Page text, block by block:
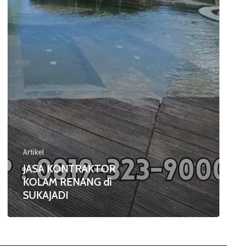
di
SUKAJADI
Artikel
JASA KONTRAKTOR
KOLAM RENANG di
SUKAJADI